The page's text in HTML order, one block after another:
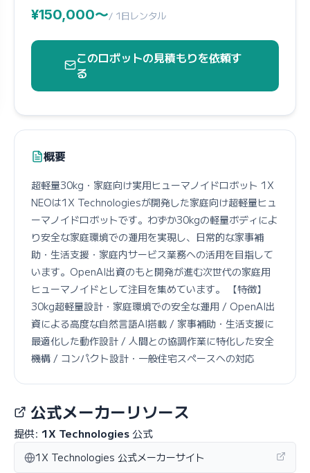
¥150,000〜/ 1日レンタル
このロボットの見積もりを依頼す
る
概要
超軽量30kg・家庭向け実用ヒューマノイドロボット 1X
NEOは1X Technologiesが開発した家庭向け超軽量ヒュ
ーマノイドロボットです。わずか30kgの軽量ボディによ
り安全な家庭環境での運用を実現し、日常的な家事補
助・生活支援・家庭内サービス業務への活用を目指して
います。OpenAI出資のもと開発が進む次世代の家庭用
ヒューマノイドとして注目を集めています。 【特徴】
30kg超軽量設計・家庭環境での安全な運用 / OpenAI出
資による高度な自然言語AI搭載 / 家事補助・生活支援に
最適化した動作設計 / 人間との協調作業に特化した安全
機構 / コンパクト設計・一般住宅スペースへの対応
公式メーカーリソース
提供: 1X Technologies公式
1X Technologies 公式メーカーサイト